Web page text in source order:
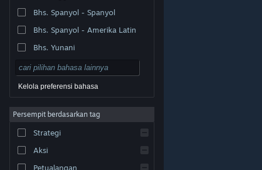
Undang. Semua merek dagang merupakan hak pemilik
Legal| Aksesibilitas
Pengembalian Dana
Bhs. Spanyol - Spanyol
Bhs. Spanyol - Amerika Latin
Bhs. Yunani
Kelola preferensi bahasa
Persempit berdasarkan tag
Strategi
Aksi
Petualangan